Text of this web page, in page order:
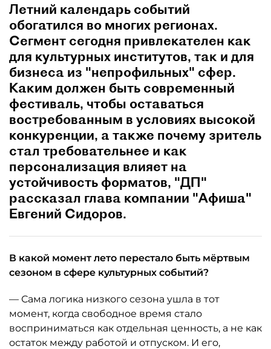
Летний календарь событий
обогатился во многих регионах.
Сегмент сегодня привлекателен как
для культурных институтов, так и для
бизнеса из "непрофильных" сфер.
Каким должен быть современный
фестиваль, чтобы оставаться
востребованным в условиях высокой
конкуренции, а также почему зритель
стал требовательнее и как
персонализация влияет на
устойчивость форматов, "ДП"
рассказал глава компании "Афиша"
Евгений Сидоров.
В какой момент лето перестало быть мёртвым
сезоном в сфере культурных событий?
— Сама логика низкого сезона ушла в тот
момент, когда свободное время стало
восприниматься как отдельная ценность, а не как
остаток между работой и отпуском. И его,